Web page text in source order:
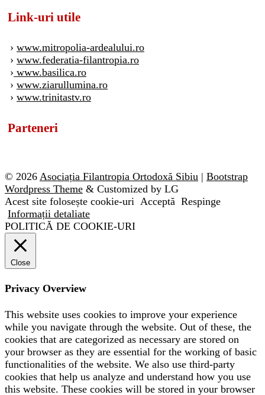
Link-uri utile
› www.mitropolia-ardealului.ro
› www.federatia-filantropia.ro
› www.basilica.ro
› www.ziarullumina.ro
› www.trinitastv.ro
Parteneri
© 2026 Asociația Filantropia Ortodoxă Sibiu | Bootstrap
Wordpress Theme & Customized by LG
Acest site folosește cookie-uri Acceptă Respinge
Informații detaliate
POLITICĂ DE COOKIE-URI
Close
Privacy Overview
This website uses cookies to improve your experience
while you navigate through the website. Out of these, the
cookies that are categorized as necessary are stored on
your browser as they are essential for the working of basic
functionalities of the website. We also use third-party
cookies that help us analyze and understand how you use
this website. These cookies will be stored in your browser